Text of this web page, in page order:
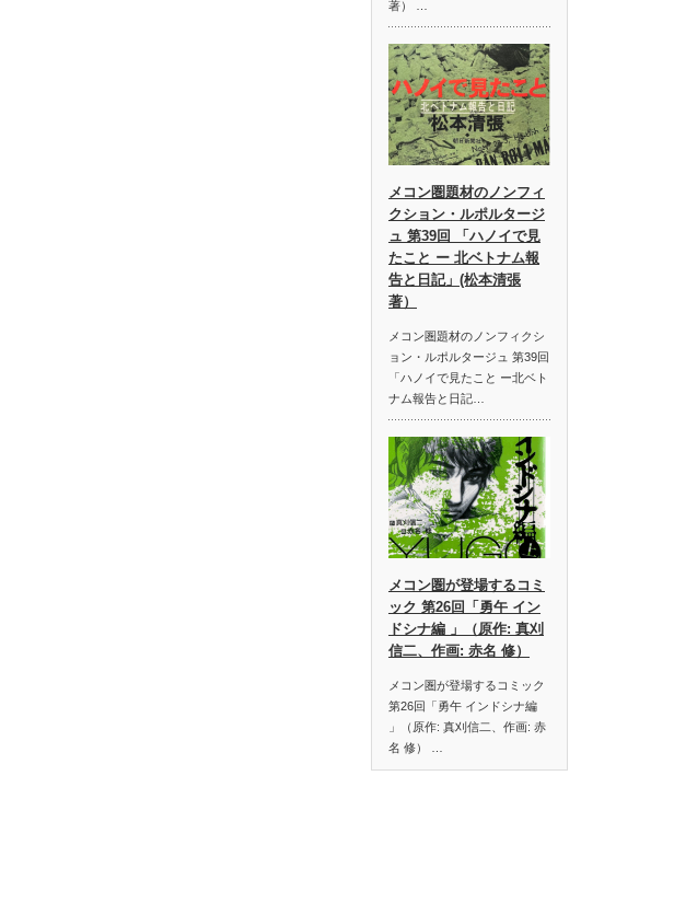
著） …
メコン圏題材のノンフィ
クション・ルポルタージ
ュ 第39回 「ハノイで見
たこと ー 北ベトナム報
告と日記」(松本清張
著）
メコン圏題材のノンフィクシ
ョン・ルポルタージュ 第39回
「ハノイで見たこと ー北ベト
ナム報告と日記…
メコン圏が登場するコミ
ック 第26回「勇午 イン
ドシナ編 」（原作: 真刈
信二、作画: 赤名 修）
メコン圏が登場するコミック
第26回「勇午 インドシナ編
」（原作: 真刈信二、作画: 赤
名 修） …